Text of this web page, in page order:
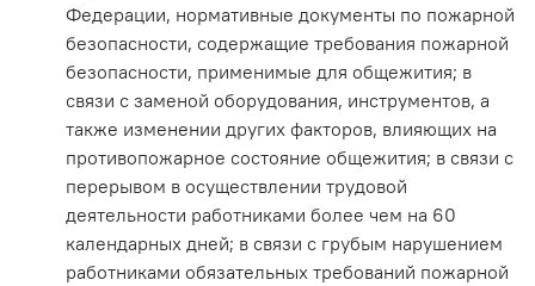
Федерации, нормативные документы по пожарной
безопасности, содержащие требования пожарной
безопасности, применимые для общежития; в
связи с заменой оборудования, инструментов, а
также изменении других факторов, влияющих на
противопожарное состояние общежития; в связи с
перерывом в осуществлении трудовой
деятельности работниками более чем на 60
календарных дней; в связи с грубым нарушением
работниками обязательных требований пожарной